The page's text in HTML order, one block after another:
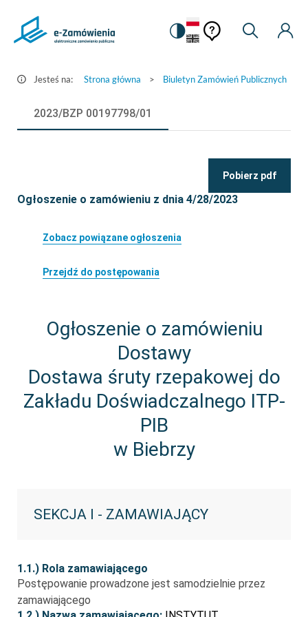
Szczegóły
e-
Ustawienia
Zmiana
na
kontrastową
Pomoc
kontekstowa
Pomoc
Moje
Jesteś na: Strona główna > Biuletyn Zamówień Publicznych
2023/BZP 00197798/01
Pobierz pdf
Ogłoszenie o zamówieniu z dnia 4/28/2023
Zobacz powiązane ogłoszenia
Przejdź do postępowania
Ogłoszenie o zamówieniu
Dostawy
Dostawa śruty rzepakowej do
Zakładu Doświadczalnego ITP-
PIB
w Biebrzy
SEKCJA I - ZAMAWIAJĄCY
1.1.) Rola zamawiającego
Postępowanie prowadzone jest samodzielnie przez
zamawiającego